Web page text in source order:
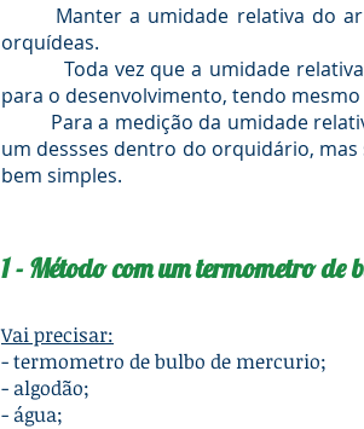
Manter a umidade relativa do ar
orquídeas.
Toda vez que a umidade relativa
para o desenvolvimento, tendo
Para a medição da umidade
um dessses dentro do orquidário,
bem simples.
1 - Método com um termometro de
Vai precisar:
- termometro de bulbo de mercurio;
- algodão;
- água;